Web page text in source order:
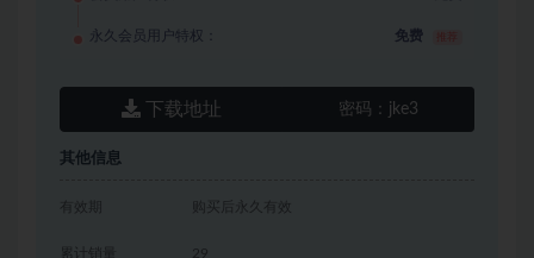
永久会员用户特权： 免费
下载地址 密码： jke3
其他信息
有效期 购买后永久有效
累计销量 29